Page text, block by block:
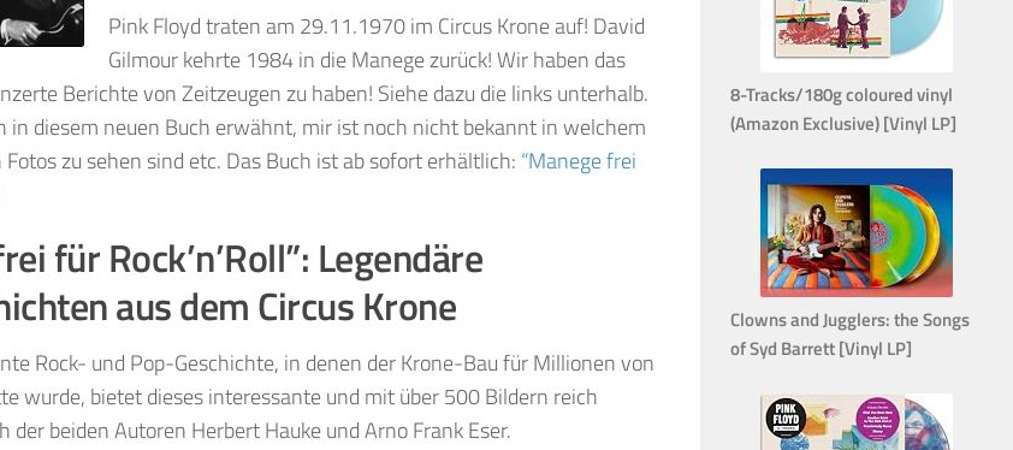
Pink Floyd traten am 29.11.1970 im Circus Krone auf! David
Gilmour kehrte 1984 in die Manege zurück! Wir haben das
Berichte von Zeitzeugen zu haben! Siehe dazu die links unterhalb.
in diesem neuen Buch erwähnt, mir ist noch nicht bekannt in welchem
Fotos zu sehen sind etc. Das Buch ist ab sofort erhältlich: “Manege frei
für Rock’n’Roll”: Legendäre
aus dem Circus Krone
Rock- und Pop-Geschichte, in denen der Krone-Bau für Millionen von
wurde, bietet dieses interessante und mit über 500 Bildern reich
der beiden Autoren Herbert Hauke und Arno Frank Eser.
8-Tracks/180g coloured vinyl
(Amazon Exclusive) [Vinyl LP]
Clowns and Jugglers: the Songs
of Syd Barrett [Vinyl LP]